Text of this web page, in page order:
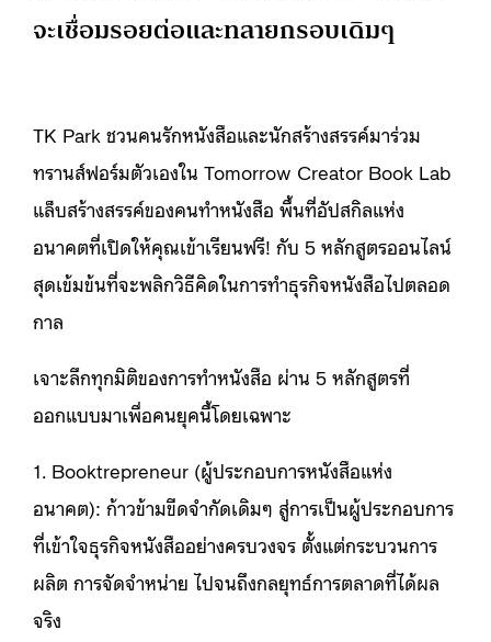
จะเชื่อมรอยต่อและทลายกรอบเดิมๆ
TK Park ชวนคนรักหนังสือและนักสร้างสรรค์มาร่วม
ทรานส์ฟอร์มตัวเองใน Tomorrow Creator Book Lab
แล็บสร้างสรรค์ของคนทำหนังสือ พื้นที่อัปสกิลแห่ง
อนาคตที่เปิดให้คุณเข้าเรียนฟรี! กับ 5 หลักสูตรออนไลน์
สุดเข้มข้นที่จะพลิกวิธีคิดในการทำธุรกิจหนังสือไปตลอด
กาล
เจาะลึกทุกมิติของการทำหนังสือ ผ่าน 5 หลักสูตรที่
ออกแบบมาเพื่อคนยุคนี้โดยเฉพาะ
1. Booktrepreneur (ผู้ประกอบการหนังสือแห่ง
อนาคต): ก้าวข้ามขีดจำกัดเดิมๆ สู่การเป็นผู้ประกอบการ
ที่เข้าใจธุรกิจหนังสืออย่างครบวงจร ตั้งแต่กระบวนการ
ผลิต การจัดจำหน่าย ไปจนถึงกลยุทธ์การตลาดที่ได้ผล
จริง